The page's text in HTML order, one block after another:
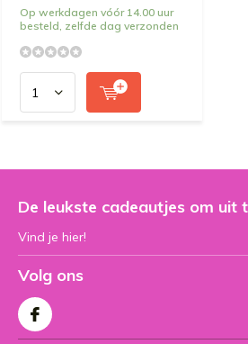
Op werkdagen vóór 14.00 uur
besteld, zelfde dag verzonden
De leukste cadeautjes om uit
Vind je hier!
Volg ons